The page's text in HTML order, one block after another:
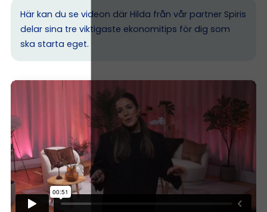
Här kan du se videon där Hilda från vår partner Spiris
delar sina tre viktigaste ekonomitips för dig som
ska starta eget.